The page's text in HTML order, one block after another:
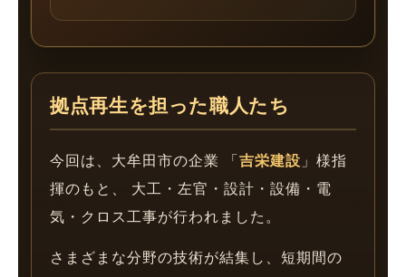
拠点再生を担った職人たち
今回は、大牟田市の企業 「 吉栄建設 」様指
揮のもと、 大工・左官・設計・設備・電
気・クロス工事が行われました。
さまざまな分野の技術が結集し、短期間の